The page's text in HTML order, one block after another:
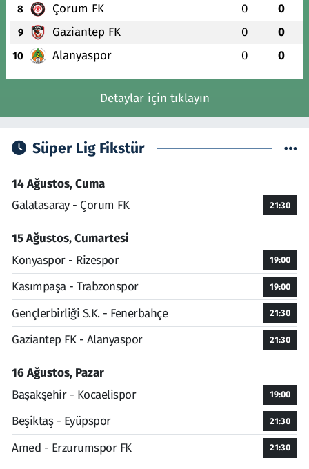
8 Çorum FK 0 0
9 Gaziantep FK 0 0
10 Alanyaspor 0 0
Detaylar için tıklayın
Süper Lig Fikstür
14 Ağustos, Cuma
Galatasaray - Çorum FK
21:30
15 Ağustos, Cumartesi
Konyaspor - Rizespor
19:00
Kasımpaşa - Trabzonspor 19:00
Gençlerbirliği S.K. - Fenerbahçe 21:30
Gaziantep FK - Alanyaspor 21:30
16 Ağustos, Pazar
Başakşehir - Kocaelispor
19:00
Beşiktaş - Eyüpspor 21:30
Amed - Erzurumspor FK 21:30